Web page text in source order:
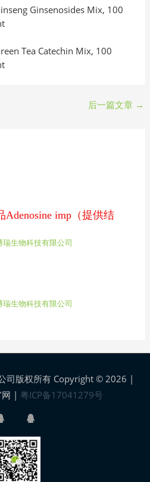
Ginsenosides Mix, 100
Tea Catechin Mix, 100
后一篇文章 →
imp（提供结
瑞生物科技有限公司
瑞生物科技有限公司
司版权所有 Copyright © 2026 |
| 粤ICP备17041279号